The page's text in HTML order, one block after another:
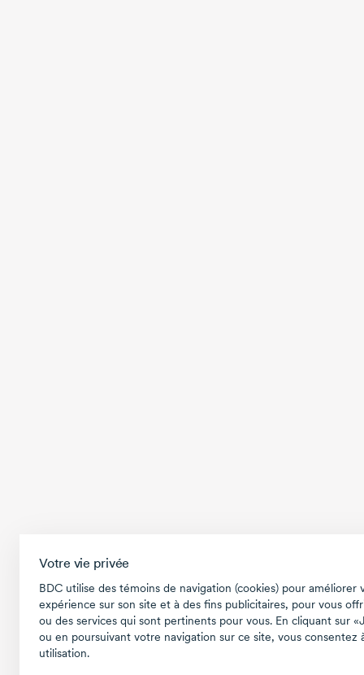
Votre vie privée
BDC utilise des témoins de navigation (cookies) pour améliorer
expérience sur son site et à des fins publicitaires, pour vous
ou des services qui sont pertinents pour vous. En cliquant sur
ou en poursuivant votre navigation sur ce site, vous consentez
utilisation.